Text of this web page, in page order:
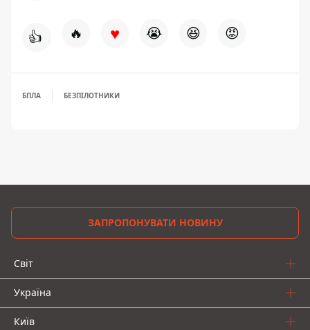
👍 🔥 ♥ 😭 😆 😡
БПЛА БЕЗПІЛОТНИКИ
ЗАПРОПОНУВАТИ НОВИНУ
Світ
Україна
Київ